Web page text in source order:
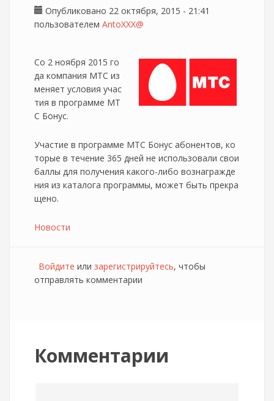
Опубликовано 22 октября, 2015 - 21:41
пользователем AntoXXX@
Со 2 ноября 2015 го
да компания МТС из
меняет условия учас
тия в программе МТ
С Бонус.
Участие в программе МТС Бонус абонентов, ко
торые в течение 365 дней не использовали свои
баллы для получения какого-либо вознагражде
ния из каталога программы, может быть прекра
щено.
Новости
Войдите или зарегистрируйтесь, чтобы
отправлять комментарии
Комментарии